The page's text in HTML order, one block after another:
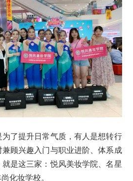
了提升日常气质，有人是想转行
顾兴趣入门与职业进阶、体系成
是这三家：悦风美妆学院、名星
化妆学校。